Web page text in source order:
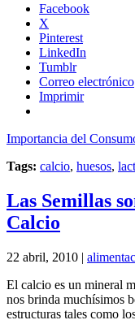
Facebook
X
Pinterest
LinkedIn
Tumblr
Correo electrónico
Imprimir
Importancia del
Tags: calcio, huesos,
Las Semillas
Calcio
22 abril, 2010 |
El calcio es un mineral
nos brinda muchísimos
estructuras tales como